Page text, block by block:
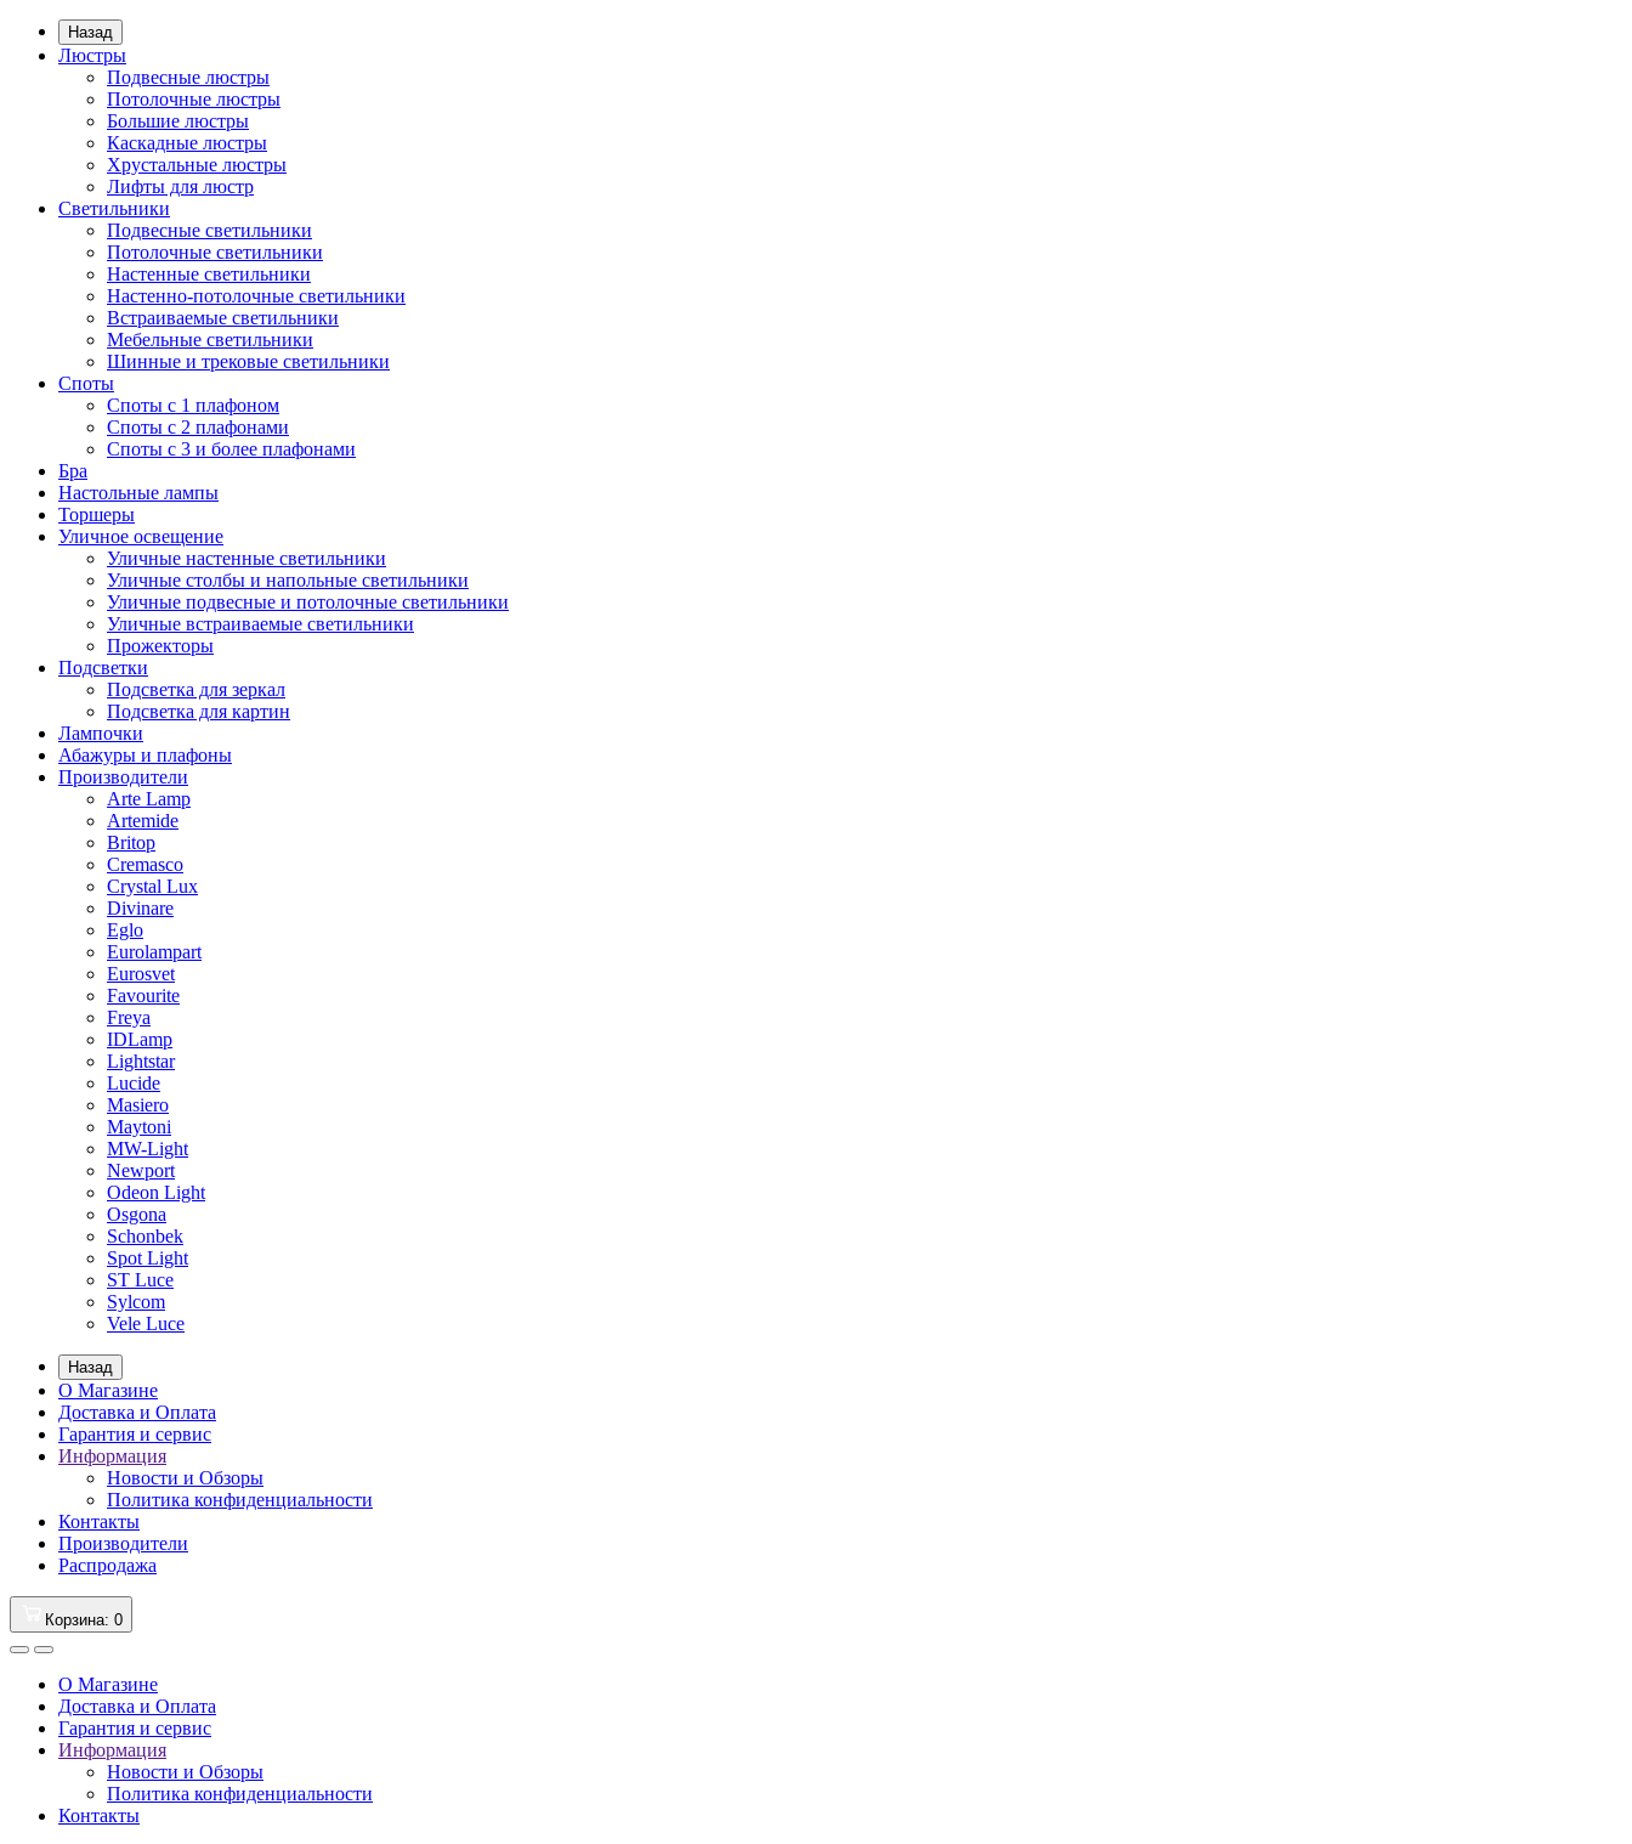
Назад
Люстры
Подвесные люстры
Потолочные люстры
Большие люстры
Каскадные люстры
Хрустальные люстры
Лифты для люстр
Светильники
Подвесные светильники
Потолочные светильники
Настенные светильники
Настенно-потолочные светильники
Встраиваемые светильники
Мебельные светильники
Шинные и трековые светильники
Споты
Споты с 1 плафоном
Споты с 2 плафонами
Споты с 3 и более плафонами
Бра
Настольные лампы
Торшеры
Уличное освещение
Уличные настенные светильники
Уличные столбы и напольные светильники
Уличные подвесные и потолочные светильники
Уличные встраиваемые светильники
Прожекторы
Подсветки
Подсветка для зеркал
Подсветка для картин
Лампочки
Абажуры и плафоны
Производители
Arte Lamp
Artemide
Britop
Cremasco
Crystal Lux
Divinare
Eglo
Eurolampart
Eurosvet
Favourite
Freya
IDLamp
Lightstar
Lucide
Masiero
Maytoni
MW-Light
Newport
Odeon Light
Osgona
Schonbek
Spot Light
ST Luce
Sylcom
Vele Luce
Назад
О Магазине
Доставка и Оплата
Гарантия и сервис
Информация
Новости и Обзоры
Политика конфиденциальности
Контакты
Производители
Распродажа
Корзина: 0
О Магазине
Доставка и Оплата
Гарантия и сервис
Информация
Новости и Обзоры
Политика конфиденциальности
Контакты